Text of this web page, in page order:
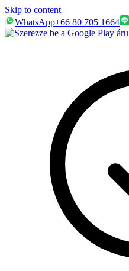
Skip to content
WhatsApp+66 80 705 1664